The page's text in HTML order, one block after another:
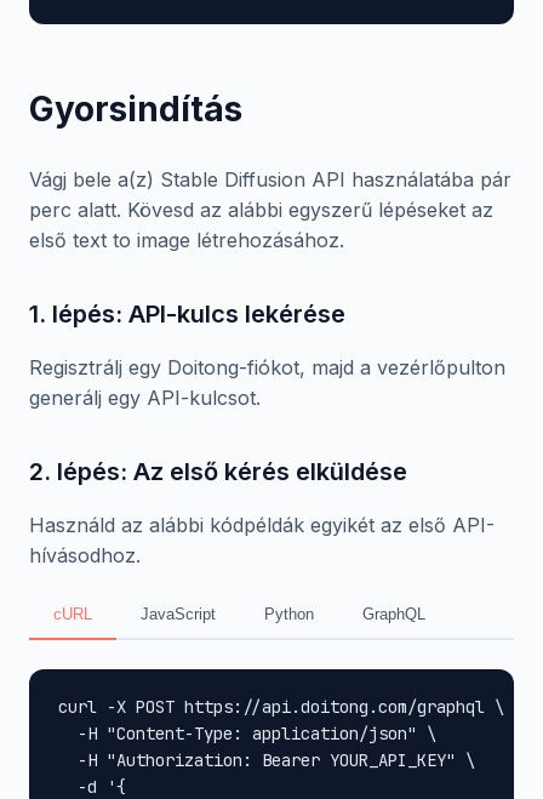
Gyorsindítás
Vágj bele a(z) Stable Diffusion API használatába pár
perc alatt. Kövesd az alábbi egyszerű lépéseket az
első text to image létrehozásához.
1. lépés: API-kulcs lekérése
Regisztrálj egy Doitong-fiókot, majd a vezérlőpulton
generálj egy API-kulcsot.
2. lépés: Az első kérés elküldése
Használd az alábbi kódpéldák egyikét az első API-
hívásodhoz.
cURL JavaScript Python GraphQL
curl -X POST https://api.doitong.com/graphql \
  -H "Content-Type: application/json" \
  -H "Authorization: Bearer YOUR_API_KEY" \
  -d '{